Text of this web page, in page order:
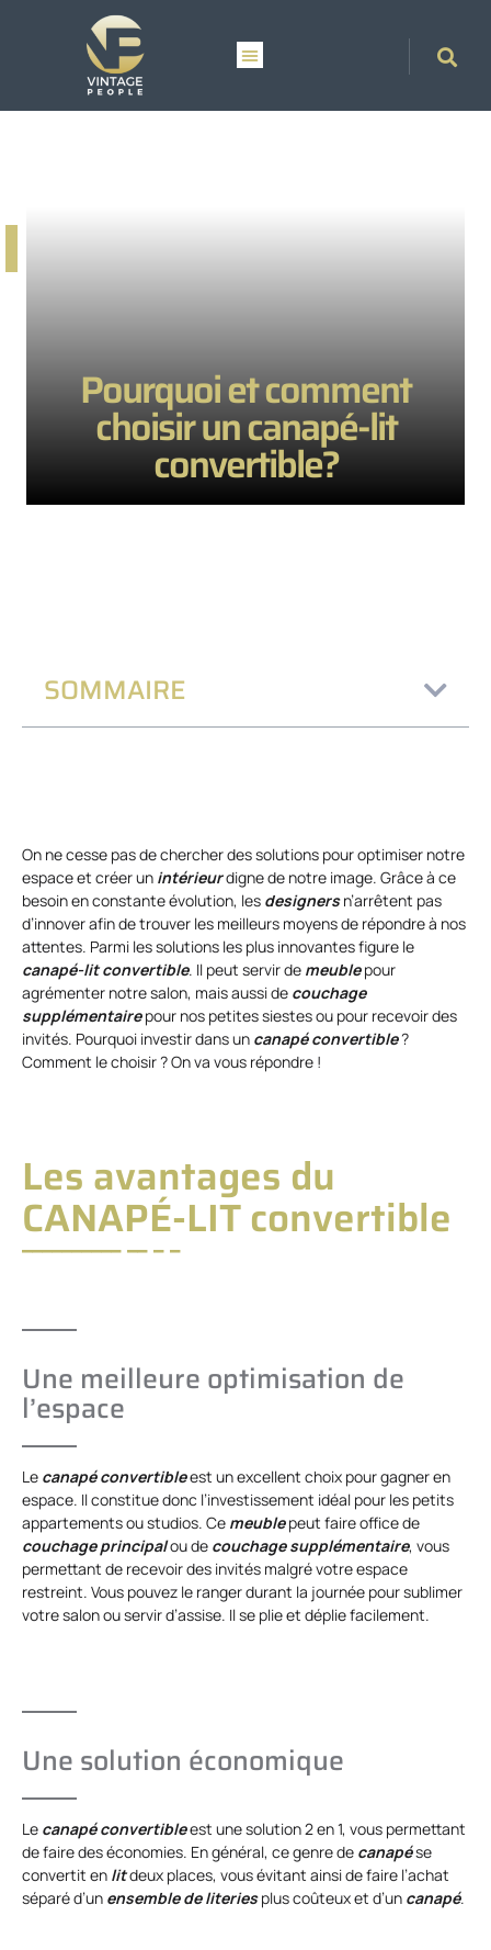
Pourquoi et comment
choisir un canapé-lit
convertible?
SOMMAIRE
On ne cesse pas de chercher des solutions pour optimiser notre
espace et créer un intérieurdigne de notre image. Grâce à ce
besoin en constante évolution, les designersn’arrêtent pas
d’innover afin de trouver les meilleurs moyens de répondre à nos
attentes. Parmi les solutions les plus innovantes figure le
canapé-lit convertible. Il peut servir de meublepour
agrémenter notre salon, mais aussi de couchage
supplémentairepour nos petites siestes ou pour recevoir des
invités. Pourquoi investir dans un canapé convertible?
Comment le choisir ? On va vous répondre !
Les avantages du
CANAPÉ-LIT convertible
Une meilleure optimisation de
l’espace
Le canapé convertibleest un excellent choix pour gagner en
espace. Il constitue donc l’investissement idéal pour les petits
appartements ou studios. Ce meublepeut faire office de
couchage principalou de couchage supplémentaire, vous
permettant de recevoir des invités malgré votre espace
restreint. Vous pouvez le ranger durant la journée pour sublimer
votre salon ou servir d’assise. Il se plie et déplie facilement.
Une solution économique
Le canapé convertibleest une solution 2 en 1, vous permettant
de faire des économies. En général, ce genre de canapése
convertit en litdeux places, vous évitant ainsi de faire l’achat
séparé d’un ensemble de literiesplus coûteux et d’un canapé.